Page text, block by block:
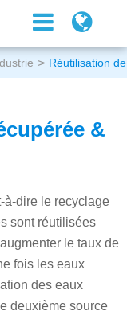
Réutilisation
&
à-dire le recyclage
sont réutilisées
le taux de
fois les eaux
des eaux
deuxième source